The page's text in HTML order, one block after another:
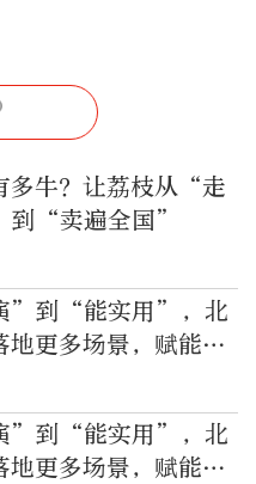
多牛？让荔枝从“走
到“卖遍全国”
”到“能实用”，北
地更多场景，赋能城
”到“能实用”，北
地更多场景，赋能城